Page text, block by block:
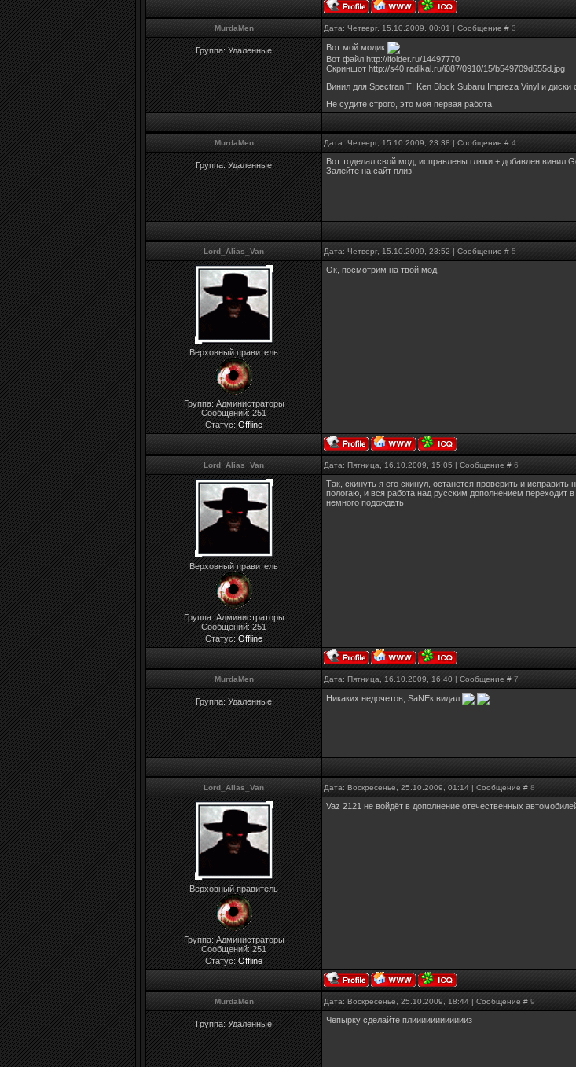
MurdaMen Дата: Четверг, 15.10.2009, 00:01 | Сообщение # 3
Группа: Удаленные
Вот мой модик
Вот файл http://ifolder.ru/14497770
Скриншот http://s40.radikal.ru/i087/0910/15/b549709d655d.jpg
Винил для Spectran TI Ken Block Subaru Impreza Vinyl и
Не судите строго, это моя первая работа.
MurdaMen Дата: Четверг, 15.10.2009, 23:38 | Сообщение # 4
Группа: Удаленные
Вот тоделал свой мод, исправлены глюки + добавлен винил
Залейте на сайт плиз!
Lord_Alias_Van Дата: Четверг, 15.10.2009, 23:52 | Сообщение # 5
Верховный правитель
Группа: Администраторы
Сообщений:251
Статус:Offline
Ок, посмотрим на твой мод!
Lord_Alias_Van Дата: Пятница, 16.10.2009, 15:05 | Сообщение # 6
Верховный правитель
Группа: Администраторы
Сообщений:251
Статус:Offline
Так, скинуть я его скинул, останется проверить и
пологаю, и вся работа над русским дополнением переходит
немного подождать!
MurdaMen Дата: Пятница, 16.10.2009, 16:40 | Сообщение # 7
Группа: Удаленные Никаких недочетов, SaNЁк видал
Lord_Alias_Van Дата: Воскресенье, 25.10.2009, 01:14 | Сообщение # 8
Верховный правитель
Группа: Администраторы
Сообщений:251
Статус:Offline
Vaz 2121 не войдёт в дополнение отечественных
MurdaMen Дата: Воскресенье, 25.10.2009, 18:44 | Сообщение # 9
Группа: Удаленные Чепырку сделайте плииииииииииииз